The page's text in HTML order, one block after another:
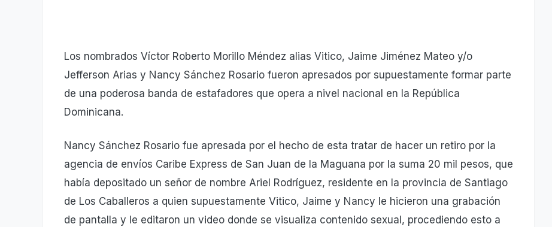
Los nombrados Víctor Roberto Morillo Méndez alias Vitico, Jaime Jiménez Mateo y/o
Jefferson Arias y Nancy Sánchez Rosario fueron apresados por supuestamente formar parte
de una poderosa banda de estafadores que opera a nivel nacional en la República
Dominicana.
Nancy Sánchez Rosario fue apresada por el hecho de esta tratar de hacer un retiro por la
agencia de envíos Caribe Express de San Juan de la Maguana por la suma 20 mil pesos, que
había depositado un señor de nombre Ariel Rodríguez, residente en la provincia de Santiago
de Los Caballeros a quien supuestamente Vitico, Jaime y Nancy le hicieron una grabación
de pantalla y le editaron un video donde se visualiza contenido sexual, procediendo esto a